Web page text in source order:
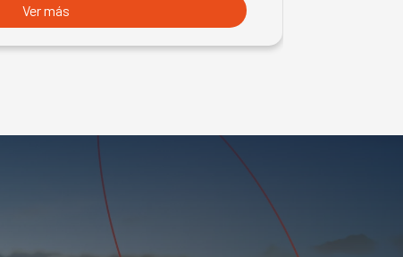
Ver más